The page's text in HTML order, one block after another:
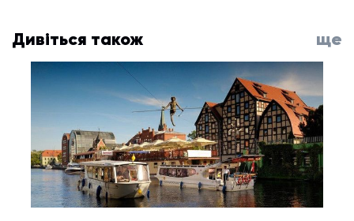
Дивіться також ще